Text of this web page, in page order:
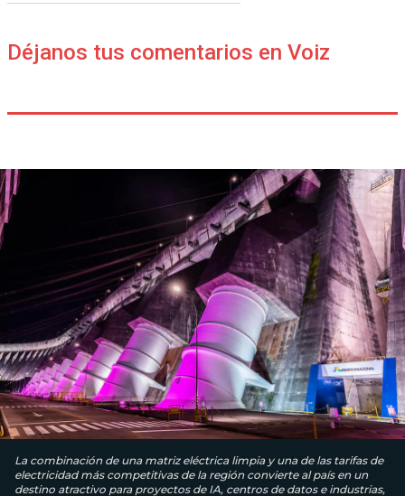
Déjanos tus comentarios en Voiz
La combinación de una matriz eléctrica limpia y una de las tarifas de
electricidad más competitivas de la región convierte al país en un
destino atractivo para proyectos de IA, centros de datos e industrias,